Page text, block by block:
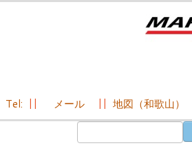
Tel: メール 地図（和歌山）